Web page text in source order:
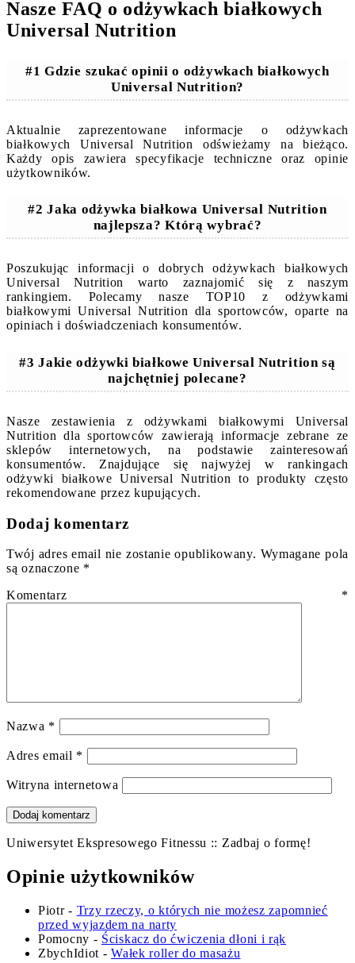
Nasze FAQ o odżywkach białkowych
Universal Nutrition
#1 Gdzie szukać opinii o odżywkach białkowych
Universal Nutrition?
Aktualnie zaprezentowane informacje o odżywkach
białkowych Universal Nutrition odświeżamy na bieżąco.
Każdy opis zawiera specyfikacje techniczne oraz opinie
użytkowników.
#2 Jaka odżywka białkowa Universal Nutrition
najlepsza? Którą wybrać?
Poszukując informacji o dobrych odżywkach białkowych
Universal Nutrition warto zaznajomić się z naszym
rankingiem. Polecamy nasze TOP10 z odżywkami
białkowymi Universal Nutrition dla sportowców, oparte na
opiniach i doświadczeniach konsumentów.
#3 Jakie odżywki białkowe Universal Nutrition są
najchętniej polecane?
Nasze zestawienia z odżywkami białkowymi Universal
Nutrition dla sportowców zawierają informacje zebrane ze
sklepów internetowych, na podstawie zainteresowań
konsumentów. Znajdujące się najwyżej w rankingach
odżywki białkowe Universal Nutrition to produkty często
rekomendowane przez kupujących.
Dodaj komentarz
Twój adres email nie zostanie opublikowany. Wymagane pola
są oznaczone *
Komentarz *
Nazwa *
Adres email *
Witryna internetowa
Uniwersytet Ekspresowego Fitnessu :: Zadbaj o formę!
Opinie użytkowników
Piotr- Trzy rzeczy, o których nie możesz zapomnieć
przed wyjazdem na narty
Pomocny - Ściskacz do ćwiczenia dłoni i rąk
ZbychIdiot -Wałek roller do masażu